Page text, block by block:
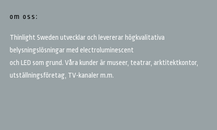
om oss:
Thinlight Sweden utvecklar och levererar högkvalitativa
belysningslösningar med electroluminescent
och LED som grund. Våra kunder är museer, teatrar, arktitektkontor,
utställningsföretag, TV-kanaler m.m.